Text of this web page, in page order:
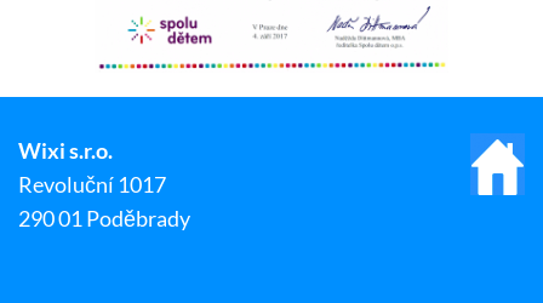
Wixi s.r.o.
Revoluční 1017
290 01 Poděbrady